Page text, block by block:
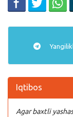
Iqtibos
Agar baxtli